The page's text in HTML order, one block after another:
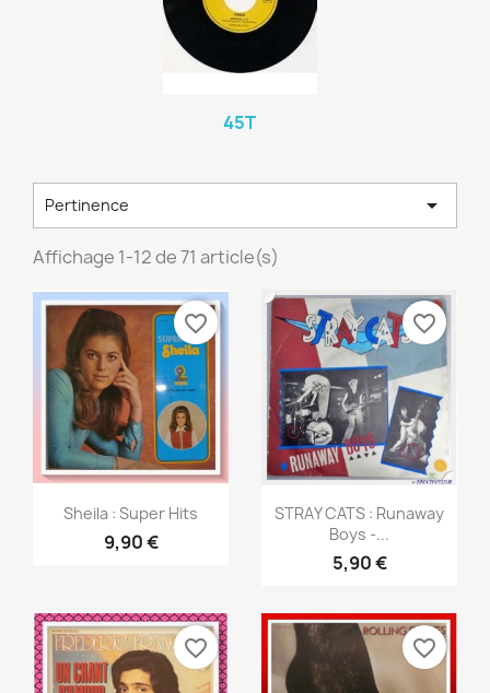
45T
Pertinence 
Affichage 1-12 de 71 article(s)
Aperçu rapide
Sheila : Super Hits
9,90 €
favorite_border
Aperçu rapide
STRAY CATS : Runaway
Boys -...
5,90 €
favorite_border
favorite_border favorite_border